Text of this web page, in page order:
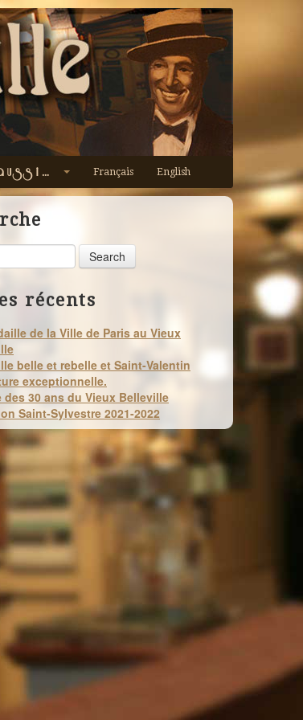
Français English
Search
récents
de la Ville de Paris au Vieux
belle et rebelle et Saint-Valentin
exceptionnelle.
des 30 ans du Vieux Belleville
Saint-Sylvestre 2021-2022